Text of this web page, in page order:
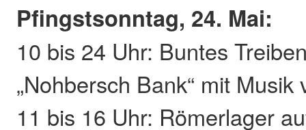
Pfingstsonntag, 24. Mai:
10 bis 24 Uhr: Buntes
„Nohbersch Bank“ mit Musik
11 bis 16 Uhr: Römerlager